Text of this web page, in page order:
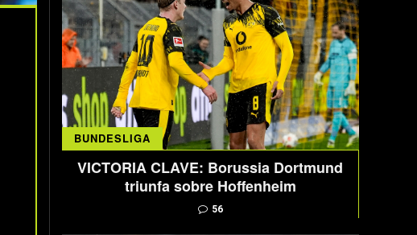
BUNDESLIGA
VICTORIA CLAVE: Borussia Dortmund
triunfa sobre Hoffenheim
56